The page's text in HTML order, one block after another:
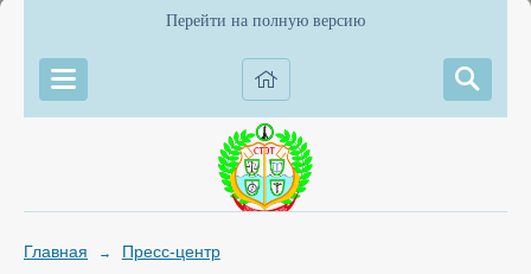
Перейти на полную версию
Главная → Пресс-центр